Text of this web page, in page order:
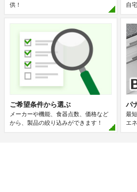
供！
自
ご希望条件から選ぶ
メーカーや機能、食器点数、価格など
から、製品の絞り込みができます！
パ
最
エ